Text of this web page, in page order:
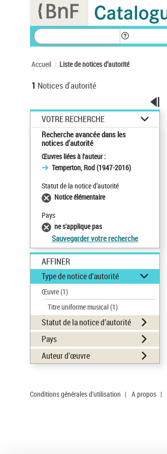
Accueil Liste de notices d’autorité
1 Notices d'autorité
VOTRE RECHERCHE
Recherche avancée dans les
notices d’autorité
Œuvres liées à l'auteur :
Temperton, Rod (1947-2016)
Statut de la notice d’autorité
Notice élémentaire
Pays
ne s'applique pas
Sauvegarder votre recherche
AFFINER
Type de notice d'autorité
Œuvre(1)
Titre uniforme musical(1)
Statut de la notice d’autorité
Pays
Auteur d’œuvre
Conditions générales d'utilisation | A propos |
Panneau de gestion des cookies